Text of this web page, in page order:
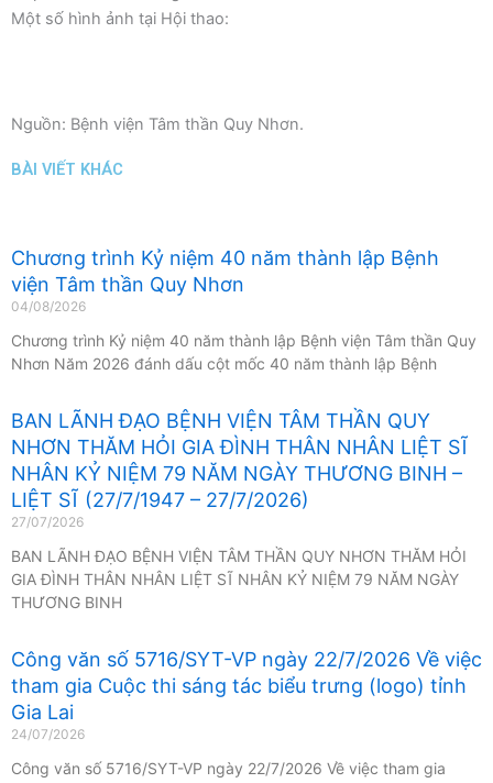
Một số hình ảnh tại Hội thao:
Nguồn: Bệnh viện Tâm thần Quy Nhơn.
BÀI VIẾT KHÁC
Chương trình Kỷ niệm 40 năm thành lập Bệnh
viện Tâm thần Quy Nhơn
04/08/2026
Chương trình Kỷ niệm 40 năm thành lập Bệnh viện Tâm thần Quy
Nhơn Năm 2026 đánh dấu cột mốc 40 năm thành lập Bệnh
BAN LÃNH ĐẠO BỆNH VIỆN TÂM THẦN QUY
NHƠN THĂM HỎI GIA ĐÌNH THÂN NHÂN LIỆT SĨ
NHÂN KỶ NIỆM 79 NĂM NGÀY THƯƠNG BINH –
LIỆT SĨ (27/7/1947 – 27/7/2026)
27/07/2026
BAN LÃNH ĐẠO BỆNH VIỆN TÂM THẦN QUY NHƠN THĂM HỎI
GIA ĐÌNH THÂN NHÂN LIỆT SĨ NHÂN KỶ NIỆM 79 NĂM NGÀY
THƯƠNG BINH
Công văn số 5716/SYT-VP ngày 22/7/2026 Về việc
tham gia Cuộc thi sáng tác biểu trưng (logo) tỉnh
Gia Lai
24/07/2026
Công văn số 5716/SYT-VP ngày 22/7/2026 Về việc tham gia